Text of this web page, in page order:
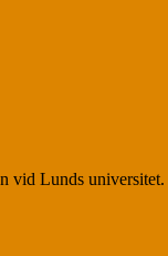
vid Lunds